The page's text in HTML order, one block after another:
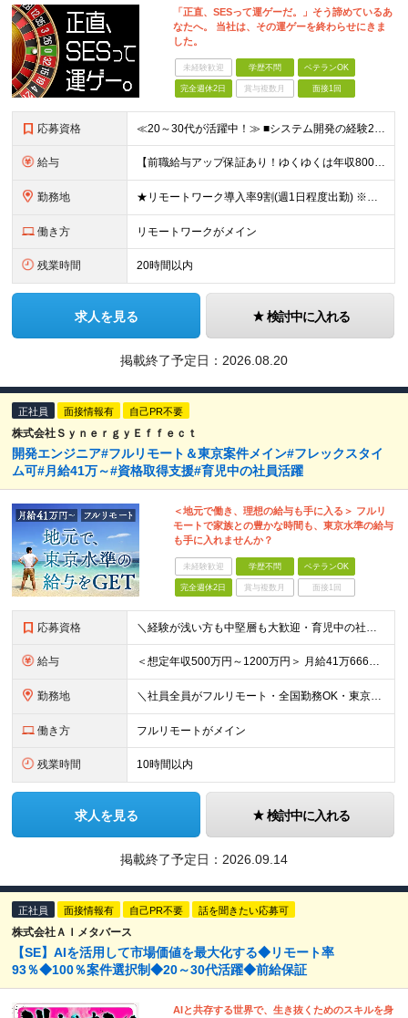
「正直、SESって運ゲーだ。」そう諦めているあ
なたへ。 当社は、その運ゲーを終わらせにきま
した。
未経験歓迎 学歴不問 ベテランOK
完全週休2日 賞与複数月 面接1回
応募資格 ≪20～30代が活躍中！≫ ■システム開発の経験2年以上(言語・上流経験不問) ■学歴不問 ≪こんな方はぜひご応募ください≫ ◎上流工程にチャレンジしたい方 ◎Web案件に挑戦したい方 ◎最先端案件
給与 【前職給与アップ保証あり！ゆくゆくは年収800万以上も可能】 ■月給45万円～＋インセンティブ 入社後、年収が300万円と大幅にアップした事例もございます！ 前職と同等かそれ以上の給与を支給していま
勤務地 ★リモートワーク導入率9割(週1日程度出勤) ※出社が伴う場合は東京23区・横浜を中心としたクライアント先になります。 ※配属先は希望を考慮します。 【本社】 東京都千代田区神田須田町1-3-33
働き方 リモートワークがメイン
残業時間 20時間以内
求人を見る 検討中に入れる
掲載終了予定日： 2026.08.20
正社員 面接情報有 自己PR不要
株式会社ＳｙｎｅｒｇｙＥｆｆｅｃｔ
開発エンジニア#フルリモート＆東京案件メイン#フレックスタイ
ム可#月給41万～#資格取得支援#育児中の社員活躍
＜地元で働き、理想の給与も手に入る＞ フルリ
モートで家族との豊かな時間も、東京水準の給与
も手に入れませんか？
未経験歓迎 学歴不問 ベテランOK
完全週休2日 賞与複数月 面接1回
応募資格 ＼経験が浅い方も中堅層も大歓迎・育児中の社員も活躍中／ ■学歴不問 ■開発エンジニアとしての経験2年以上 ■日本在住 ■日本語でのコミュニケーションが取れる方 ■外国籍の方はN1保有者 ★平均年齢3
給与 ＜想定年収500万円～1200万円＞ 月給41万6666円～100万円+交通費+残業手当 ※残業代は別途全額支給します ※試用期間6ヶ月あり。給与以外の待遇の差異はありません ┗試用期間後に若干給
勤務地 ＼社員全員がフルリモート・全国勤務OK・東京都内の案件がメイン／ 【本社】東京都新宿区西新宿三丁目3番-13号西新宿水間ビル6階 ★ハイブリッド出社や出社メインでの勤務をご希望の方もぜひご応募くださ
働き方 フルリモートがメイン
残業時間 10時間以内
求人を見る 検討中に入れる
掲載終了予定日： 2026.09.14
正社員 面接情報有 自己PR不要 話を聞きたい応募可
株式会社ＡＩメタバース
【SE】AIを活用して市場価値を最大化する◆リモート率
93％◆100％案件選択制◆20～30代活躍◆前給保証
AIと共存する世界で、生き抜くためのスキルを身